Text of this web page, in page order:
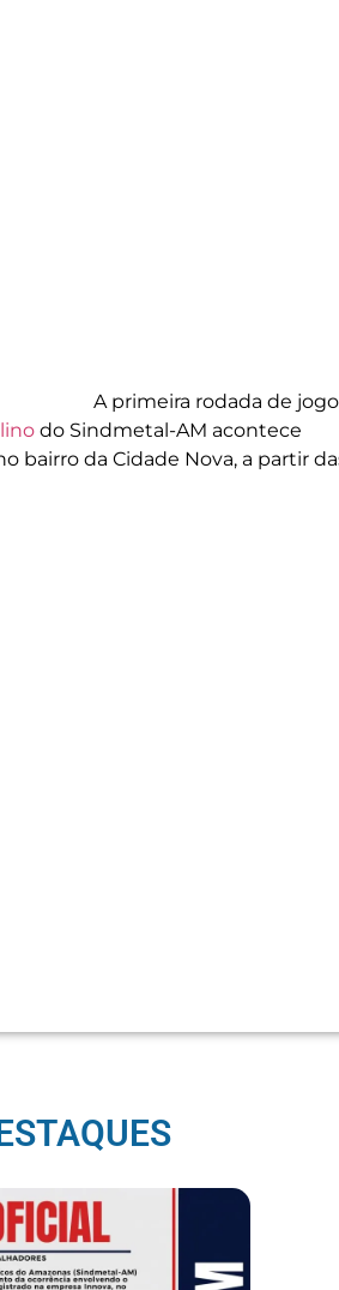
A primeira rodada de
do Sindmetal-AM acontece
bairro da Cidade Nova, a partir